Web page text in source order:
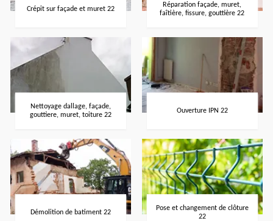
Crépit sur façade et muret 22
Réparation façade, muret,
faîtière, fissure, gouttière 22
Nettoyage dallage, façade,
gouttiere, muret, toiture 22
Ouverture IPN 22
Démolition de batiment 22
Pose et changement de clôture
22